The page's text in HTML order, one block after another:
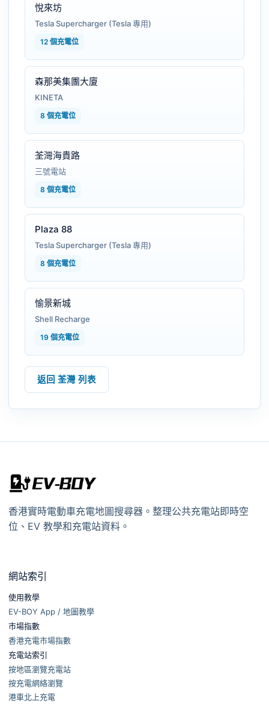
悅來坊
Tesla Supercharger (Tesla 專用)
12 個充電位
森那美集團大廈
KINETA
8 個充電位
荃灣海貴路
三號電站
8 個充電位
Plaza 88
Tesla Supercharger (Tesla 專用)
8 個充電位
愉景新城
Shell Recharge
19 個充電位
返回 荃灣 列表
香港實時電動車充電地圖搜尋器。整理公共充電站即時空
位、EV 教學和充電站資料。
網站索引
使用教學
EV-BOY App / 地圖教學
市場指數
香港充電市場指數
充電站索引
按地區瀏覽充電站
按充電網絡瀏覽
港車北上充電